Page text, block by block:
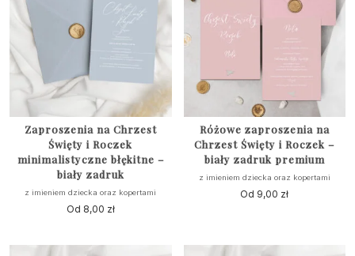
Zaproszenia na Chrzest
Święty i Roczek
minimalistyczne błękitne –
biały zadruk
z imieniem dziecka oraz kopertami
Od 8,00 zł
Różowe zaproszenia na
Chrzest Święty i Roczek –
biały zadruk premium
z imieniem dziecka oraz kopertami
Od 9,00 zł